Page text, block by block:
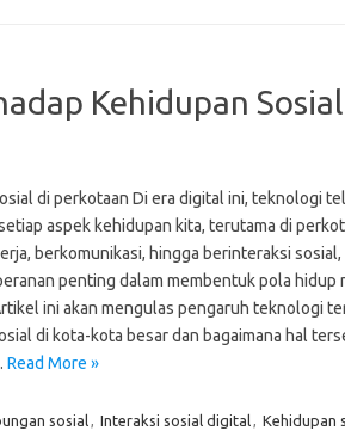
Kehidupan
di perkotaan Di era digital ini, teknologi
aspek kehidupan kita, terutama di
berkomunikasi, hingga berinteraksi
penting dalam membentuk pola hidup
ini akan mengulas pengaruh teknologi
di kota-kota besar dan bagaimana hal
Read More »
sosial, Interaksi sosial digital, Kehidupan